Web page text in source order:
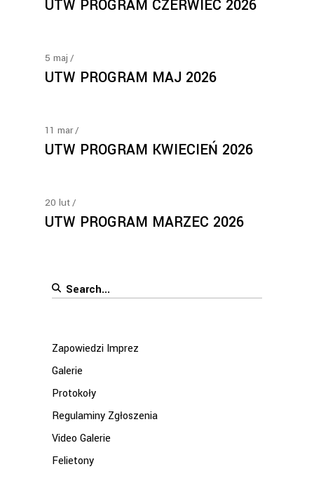
UTW PROGRAM CZERWIEC 2026
5 maj
UTW PROGRAM MAJ 2026
11 mar
UTW PROGRAM KWIECIEŃ 2026
20 lut
UTW PROGRAM MARZEC 2026
Search
Zapowiedzi Imprez
Galerie
Protokoły
Regulaminy Zgłoszenia
Video Galerie
Felietony